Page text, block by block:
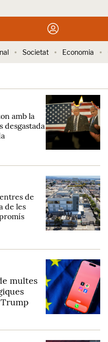
Societat Economia
amb la
desgastada
de
de les
multes